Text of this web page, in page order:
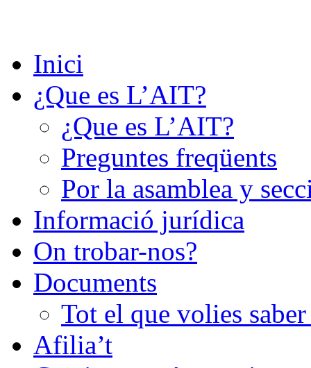
Inici
¿Que es L’AIT?
¿Que es L’AIT?
Preguntes freqüents
Por la asamblea y
Informació jurídica
On trobar-nos?
Documents
Tot el que volies
Afilia’t